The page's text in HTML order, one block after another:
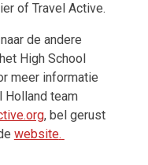
of Travel Active.
de andere
High School
meer informatie
Holland team
,bel gerust
website.